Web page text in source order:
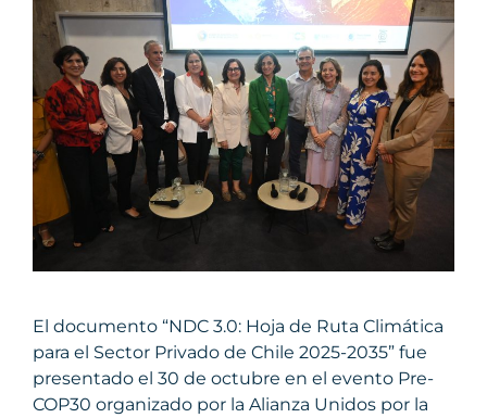
El documento “NDC 3.0: Hoja de Ruta Climática
para el Sector Privado de Chile 2025-2035” fue
presentado el 30 de octubre en el evento Pre-
COP30 organizado por la Alianza Unidos por la